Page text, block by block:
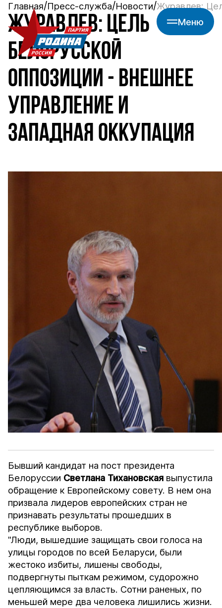
Меню
Главная Пресс-служба Новости Журавлев:
ЖУРАВЛЕВ: ЦЕЛЬ
БЕЛОРУССКОЙ
ОППОЗИЦИИ - ВНЕШНЕЕ
УПРАВЛЕНИЕ И
ЗАПАДНАЯ ОККУПАЦИЯ
Бывший кандидат на пост президента
Белоруссии Светлана Тихановская выпустила
обращение к Европейскому совету. В нем она
призвала лидеров европейских стран не
признавать результаты прошедших в
республике выборов.
"Люди, вышедшие защищать свои голоса на
улицы городов по всей Беларуси, были
жестоко избиты, лишены свободы,
подвергнуты пыткам режимом, судорожно
цепляющимся за власть. Сотни раненых, по
меньшей мере два человека лишились жизни.